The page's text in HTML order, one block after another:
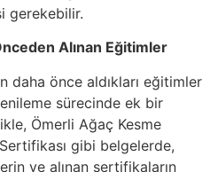
gerekebilir.
Alınan Eğitimler
daha önce aldıkları eğitimler
sürecinde ek bir
Ömerli Ağaç Kesme
gibi belgelerde,
ve alınan sertifikaların